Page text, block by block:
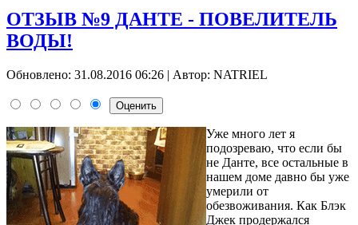
ОТЗЫВ №9 ДАНТЕ - ПОВЕЛИТЕЛЬ
ВОДЫ!
Обновлено: 31.08.2016 06:26 | Автор: NATRIEL
Уже много лет я
подозреваю, что если бы
не Данте, все остальные в
нашем доме давно бы уже
умерили от
обезвоживания. Как Блэк
Джек продержался